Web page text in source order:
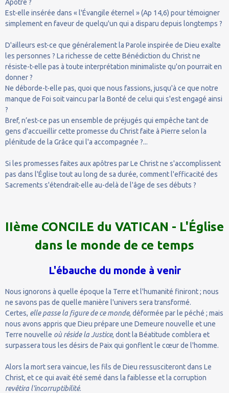
Apôtre ?
Est-elle insérée dans « l'Évangile éternel » (Ap 14,6) pour témoigner
simplement en faveur de quelqu'un qui a disparu depuis longtemps ?
D'ailleurs est-ce que généralement la Parole inspirée de Dieu exalte
les personnes ? La richesse de cette Bénédiction du Christ ne
résiste-t-elle pas à toute interprétation minimaliste qu'on pourrait en
donner ?
Ne déborde-t-elle pas, quoi que nous fassions, jusqu'à ce que notre
manque de Foi soit vaincu par la Bonté de celui qui s'est engagé ainsi
?
Bref, n’est-ce pas un ensemble de préjugés qui empêche tant de
gens d'accueillir cette promesse du Christ faite à Pierre selon la
plénitude de la Grâce qui l'a accompagnée ?...
Si les promesses faites aux apôtres par Le Christ ne s'accomplissent
pas dans l'Église tout au long de sa durée, comment l'efficacité des
Sacrements s'étendrait-elle au-delà de l'âge de ses débuts ?
IIème CONCILE du VATICAN - L'Église
dans le monde de ce temps
L'ébauche du monde à venir
Nous ignorons à quelle époque la Terre et l'humanité finiront ; nous
ne savons pas de quelle manière l'univers sera transformé.
Certes, elle passe la figure de ce monde, déformée par le péché ; mais
nous avons appris que Dieu prépare une Demeure nouvelle et une
Terre nouvelle où réside la Justice, dont la Béatitude comblera et
surpassera tous les désirs de Paix qui gonflent le cœur de l'homme.
Alors la mort sera vaincue, les fils de Dieu ressusciteront dans Le
Christ, et ce qui avait été semé dans la faiblesse et la corruption
revêtira l'incorruptibilité.